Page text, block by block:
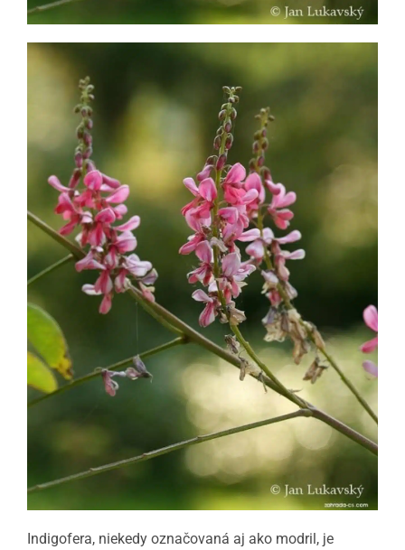
Indigovník
Indigofera, niekedy označovaná aj ako modril, je